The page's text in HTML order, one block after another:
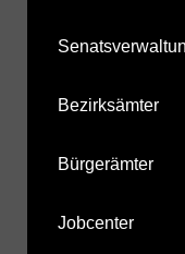
Bezirksämter
Bürgerämter
Jobcenter